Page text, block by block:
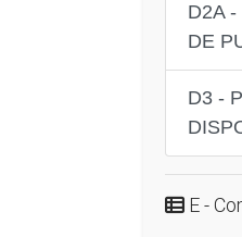
D2A
DE
D3 -
E -